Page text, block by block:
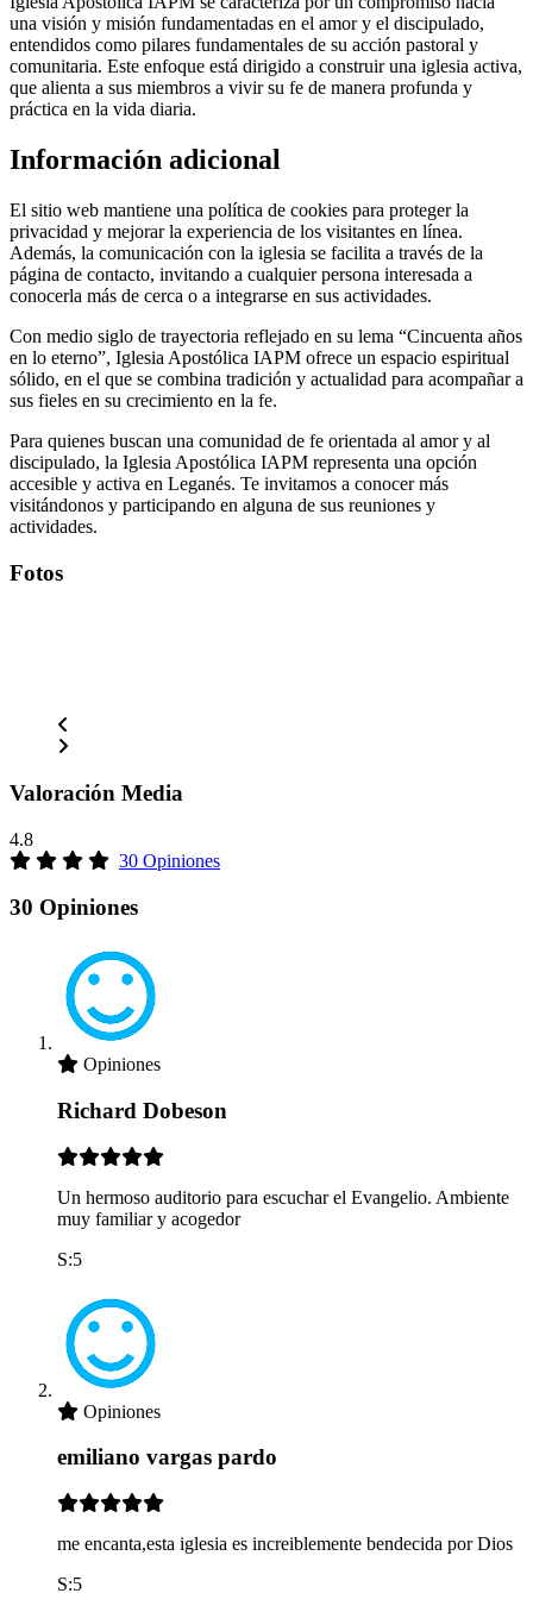
una visión y misión fundamentadas en el amor y el discipulado,
entendidos como pilares fundamentales de su acción pastoral y
comunitaria. Este enfoque está dirigido a construir una iglesia activa,
que alienta a sus miembros a vivir su fe de manera profunda y
práctica en la vida diaria.
Información adicional
El sitio web mantiene una política de cookies para proteger la
privacidad y mejorar la experiencia de los visitantes en línea.
Además, la comunicación con la iglesia se facilita a través de la
página de contacto, invitando a cualquier persona interesada a
conocerla más de cerca o a integrarse en sus actividades.
Con medio siglo de trayectoria reflejado en su lema “Cincuenta años
en lo eterno”, Iglesia Apostólica IAPM ofrece un espacio espiritual
sólido, en el que se combina tradición y actualidad para acompañar a
sus fieles en su crecimiento en la fe.
Para quienes buscan una comunidad de fe orientada al amor y al
discipulado, la Iglesia Apostólica IAPM representa una opción
accesible y activa en Leganés. Te invitamos a conocer más
visitándonos y participando en alguna de sus reuniones y
actividades.
Fotos
Valoración Media
4.8
30 Opiniones
30 Opiniones
Opiniones
Richard Dobeson
Un hermoso auditorio para escuchar el Evangelio. Ambiente
muy familiar y acogedor
S:5
Opiniones
emiliano vargas pardo
me encanta,esta iglesia es increiblemente bendecida por Dios
S:5